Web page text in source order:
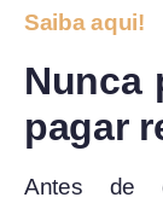
Saiba aqui!
Nunca
pagar
Antes de